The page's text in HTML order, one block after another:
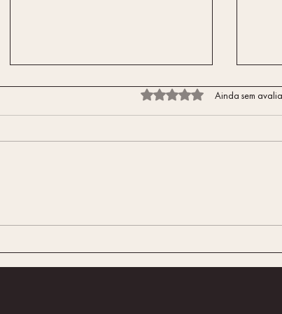
Avaliado com 0 de 5 estrelas.
Ainda sem